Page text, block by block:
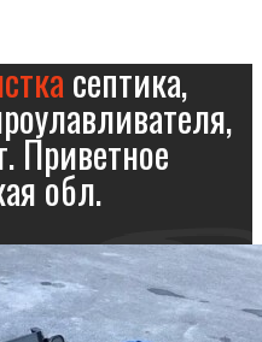
септика,
Приветное
обл.